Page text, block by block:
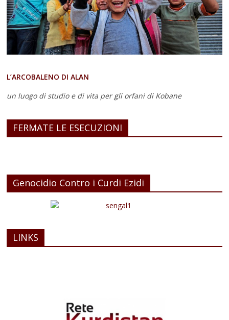
L’ARCOBALENO DI ALAN
un luogo di studio e di vita per gli orfani di Kobane
FERMATE LE ESECUZIONI
Genocidio Contro i Curdi Ezidi
LINKS